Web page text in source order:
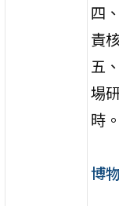
四
責
五
場
時。
博